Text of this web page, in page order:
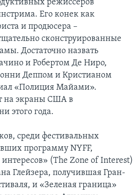
режиссеров
Его конек как
и продюсера –
сконструированные
Достаточно назвать
и Робертом Де Ниро,
Деппом и Кристианом
«Полиция Майами».
на экраны США в
этого года.
среди фестивальных
программу NYFF,
(The Zone of Interest)
Глейзера, получившая Гран-
и «Зеленая граница»